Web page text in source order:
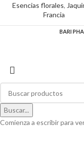
Esencias florales,
Francia
BARI
Buscar...
Comienza a escribir para